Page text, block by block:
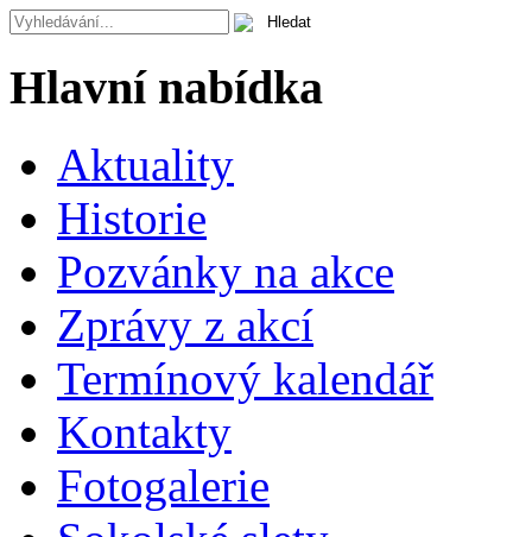
Hlavní nabídka
Aktuality
Historie
Pozvánky na akce
Zprávy z akcí
Termínový kalendář
Kontakty
Fotogalerie